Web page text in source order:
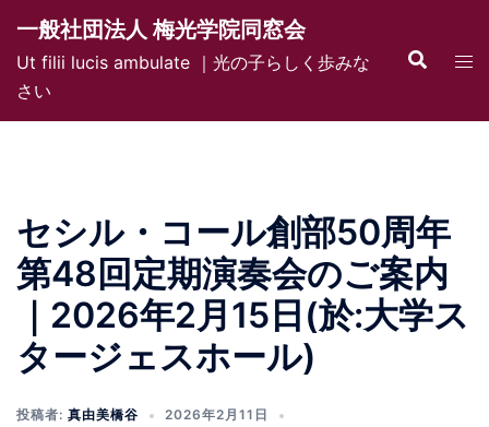
ツ
一般社団法人 梅光学院同窓会
Ut filii lucis ambulate ｜光の子らしく歩みな
さい
検
索
ト
ル
セシル・コール創部50周年
第48回定期演奏会のご案内
｜2026年2月15日(於:大学ス
タージェスホール)
投稿者: 真由美橋谷
2026年2月11日